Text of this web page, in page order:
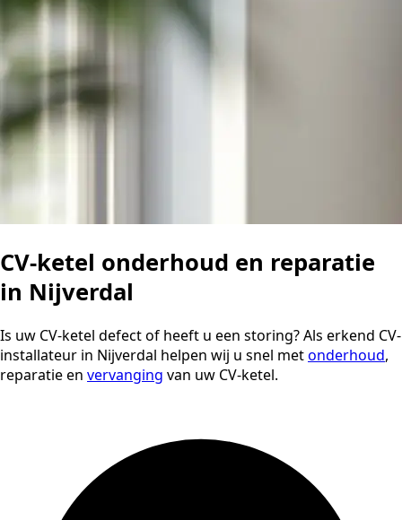
CV-ketel onderhoud en reparatie
in Nijverdal
Is uw CV-ketel defect of heeft u een storing? Als erkend CV-
installateur in Nijverdal helpen wij u snel metonderhoud,
reparatie en vervanging van uw CV-ketel.